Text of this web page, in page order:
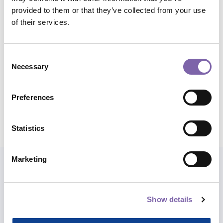
provided to them or that they’ve collected from your use
of their services.
Selection
Necessary
Preferences
Statistics
Marketing
Show details
Temi:Sostenibilità e modelli di gestione
Abbiamo costruito per te percorsi e
itinerari tra i diversi corsi per meglio